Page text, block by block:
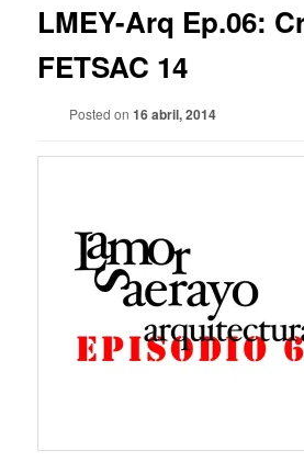
LMEY-Arq Ep.06:
FETSAC 14
Posted on 16 abril, 2014